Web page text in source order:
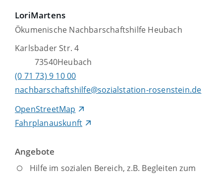
LoriMartens
Ökumenische Nachbarschaftshilfe Heubach
Karlsbader Str. 4
73540Heubach
OpenStreetMap
Fahrplanauskunft
nachbarschaftshilfe@sozialstation-rosenstein.de
(0 71 73) 9 1000
Angebote
Hilfe im sozialen Bereich, z.B. Begleiten zum